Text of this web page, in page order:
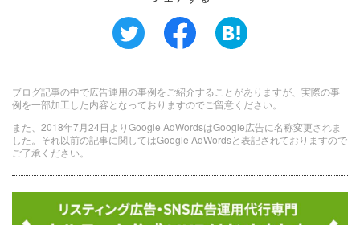
ブログ記事の中で広告運用の事例をご紹介することがありますが、実際の事
例を一部加工した内容となっておりますのでご留意ください。
また、2018年7月24日よりGoogle AdWordsはGoogle広告に名称変更されま
した。それ以前の記事に関してはGoogle AdWordsと表記されておりますので
ご了承ください。